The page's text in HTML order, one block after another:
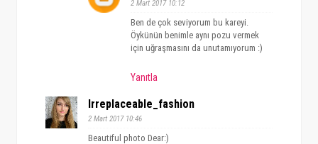
2 Mart 2017 10:12
Ben de çok seviyorum bu kareyi.
Öykünün benimle aynı pozu vermek
için uğraşmasını da unutamıyorum :)
Yanıtla
Irreplaceable_fashion
2 Mart 2017 10:46
Beautiful photo Dear:)